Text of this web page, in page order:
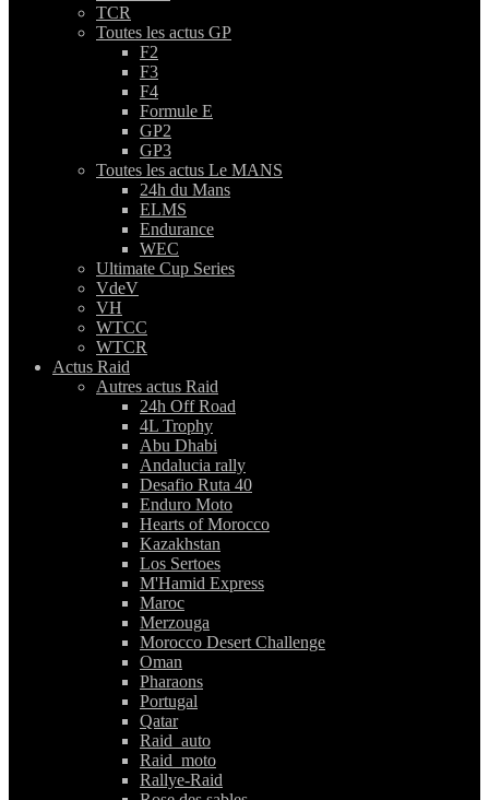
TCR
Toutes les actus GP
F2
F3
F4
Formule E
GP2
GP3
Toutes les actus Le MANS
24h du Mans
ELMS
Endurance
WEC
Ultimate Cup Series
VdeV
VH
WTCC
WTCR
Actus Raid
Autres actus Raid
24h Off Road
4L Trophy
Abu Dhabi
Andalucia rally
Desafio Ruta 40
Enduro Moto
Hearts of Morocco
Kazakhstan
Los Sertoes
M'Hamid Express
Maroc
Merzouga
Morocco Desert Challenge
Oman
Pharaons
Portugal
Qatar
Raid_auto
Raid_moto
Rallye-Raid